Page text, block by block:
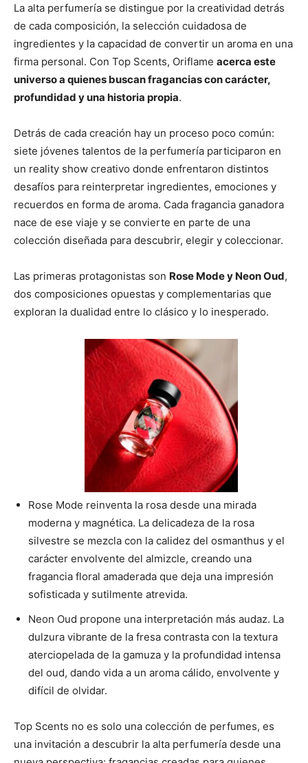
La alta perfumería se distingue por la creatividad detrás
de cada composición, la selección cuidadosa de
ingredientes y la capacidad de convertir un aroma en una
firma personal. Con Top Scents, Oriflame acerca este
universo a quienes buscan fragancias con carácter,
profundidad y una historia propia.
Detrás de cada creación hay un proceso poco común:
siete jóvenes talentos de la perfumería participaron en
un reality show creativo donde enfrentaron distintos
desafíos para reinterpretar ingredientes, emociones y
recuerdos en forma de aroma. Cada fragancia ganadora
nace de ese viaje y se convierte en parte de una
colección diseñada para descubrir, elegir y coleccionar.
Las primeras protagonistas son Rose Mode y Neon Oud,
dos composiciones opuestas y complementarias que
exploran la dualidad entre lo clásico y lo inesperado.
Rose Mode reinventa la rosa desde una mirada
moderna y magnética. La delicadeza de la rosa
silvestre se mezcla con la calidez del osmanthus y el
carácter envolvente del almizcle, creando una
fragancia floral amaderada que deja una impresión
sofisticada y sutilmente atrevida.
Neon Oud propone una interpretación más audaz. La
dulzura vibrante de la fresa contrasta con la textura
aterciopelada de la gamuza y la profundidad intensa
del oud, dando vida a un aroma cálido, envolvente y
difícil de olvidar.
Top Scents no es solo una colección de perfumes, es
una invitación a descubrir la alta perfumería desde una